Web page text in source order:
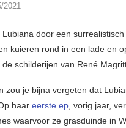
2021
door een
kuieren rond in een lade en
schilderijen van René
zou je bijna vergeten dat
haar eerste ep, vorig jaar,
waarvoor ze grasduinde in